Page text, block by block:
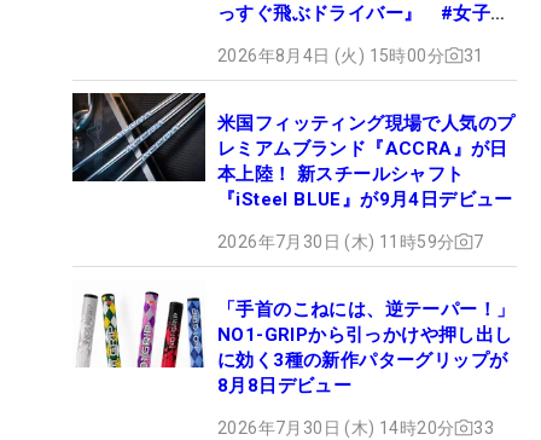
っすぐ飛ぶドライバー』 #女子プ
2026年8月4日 (火) 15時00分 31
米国フィッティング現場で人気のプ
レミアムブランド『ACCRA』が日
本上陸！ 新スチールシャフト
『iSteel BLUE』が9月4日デビュー
2026年7月30日 (木) 11時59分 7
「手首のこねには、逆テーパー！」
NO1-GRIPから引っかけや押し出し
に効く3種の新作パターグリップが
8月8日デビュー
2026年7月30日 (木) 14時20分 33